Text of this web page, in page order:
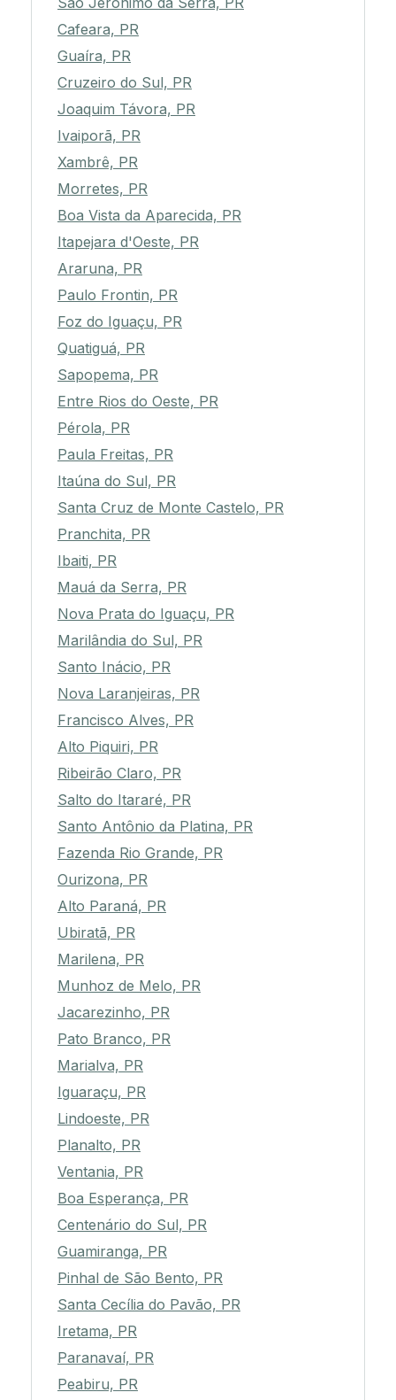
Cafeara, PR
Guaíra, PR
Cruzeiro do Sul, PR
Joaquim Távora, PR
Ivaiporã, PR
Xambrê, PR
Morretes, PR
Boa Vista da Aparecida, PR
Itapejara d'Oeste, PR
Araruna, PR
Paulo Frontin, PR
Foz do Iguaçu, PR
Quatiguá, PR
Sapopema, PR
Entre Rios do Oeste, PR
Pérola, PR
Paula Freitas, PR
Itaúna do Sul, PR
Santa Cruz de Monte Castelo, PR
Pranchita, PR
Ibaiti, PR
Mauá da Serra, PR
Nova Prata do Iguaçu, PR
Marilândia do Sul, PR
Santo Inácio, PR
Nova Laranjeiras, PR
Francisco Alves, PR
Alto Piquiri, PR
Ribeirão Claro, PR
Salto do Itararé, PR
Santo Antônio da Platina, PR
Fazenda Rio Grande, PR
Ourizona, PR
Alto Paraná, PR
Ubiratã, PR
Marilena, PR
Munhoz de Melo, PR
Jacarezinho, PR
Pato Branco, PR
Marialva, PR
Iguaraçu, PR
Lindoeste, PR
Planalto, PR
Ventania, PR
Boa Esperança, PR
Centenário do Sul, PR
Guamiranga, PR
Pinhal de São Bento, PR
Santa Cecília do Pavão, PR
Iretama, PR
Paranavaí, PR
Peabiru, PR